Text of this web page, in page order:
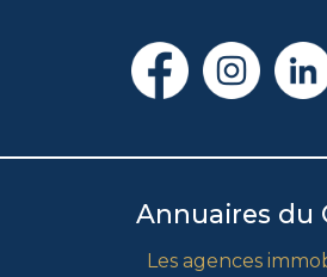
Annuaires du
Les agences